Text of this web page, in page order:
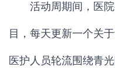
活动周期间，医
目，每天更新一个关
医护人员轮流围绕青